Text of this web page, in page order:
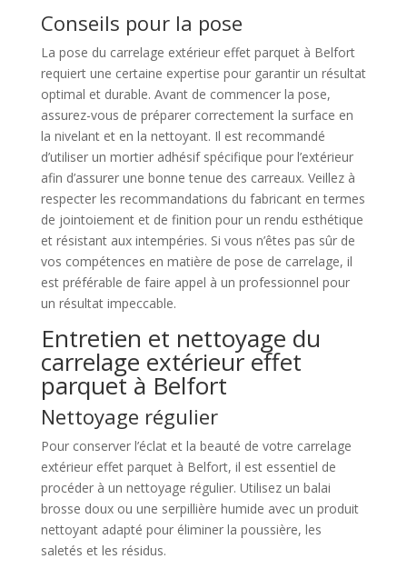
Conseils pour la pose
La pose du carrelage extérieur effet parquet à Belfort
requiert une certaine expertise pour garantir un résultat
optimal et durable. Avant de commencer la pose,
assurez-vous de préparer correctement la surface en
la nivelant et en la nettoyant. Il est recommandé
d’utiliser un mortier adhésif spécifique pour l’extérieur
afin d’assurer une bonne tenue des carreaux. Veillez à
respecter les recommandations du fabricant en termes
de jointoiement et de finition pour un rendu esthétique
et résistant aux intempéries. Si vous n’êtes pas sûr de
vos compétences en matière de pose de carrelage, il
est préférable de faire appel à un professionnel pour
un résultat impeccable.
Entretien et nettoyage du
carrelage extérieur effet
parquet à Belfort
Nettoyage régulier
Pour conserver l’éclat et la beauté de votre carrelage
extérieur effet parquet à Belfort, il est essentiel de
procéder à un nettoyage régulier. Utilisez un balai
brosse doux ou une serpillière humide avec un produit
nettoyant adapté pour éliminer la poussière, les
saletés et les résidus.